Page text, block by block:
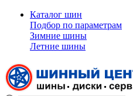
Каталог шин
Подбор по параметрам
Зимние шины
Летние шины